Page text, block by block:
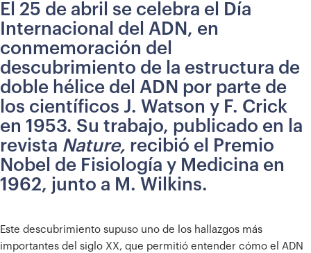
El 25 de abril se celebra el Día
Internacional del ADN, en
conmemoración del
descubrimiento de la estructura de
doble hélice del ADN por parte de
los científicos J. Watson y F. Crick
en 1953. Su trabajo, publicado en la
revista Nature, recibió el Premio
Nobel de Fisiología y Medicina en
1962, junto a M. Wilkins.
Este descubrimiento supuso uno de los hallazgos más
importantes del siglo XX, que permitió entender cómo el ADN